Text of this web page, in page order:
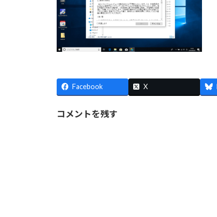
Facebook X
コメントを残す